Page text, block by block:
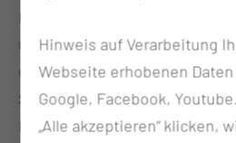
Die Experten der Multiplen
CTK behandeln jährlich mehr
und Patienten mit Multipler
Südbrandenburg und
Erkrankung an verschiedenen
Hinweis auf Verarbeitung
Webseite erhobenen
Google, Facebook,
„Alle akzeptieren“ klicken,